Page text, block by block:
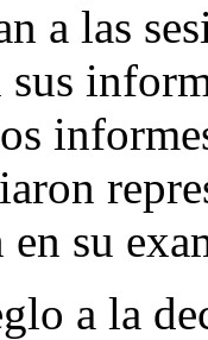
a las
su
a la